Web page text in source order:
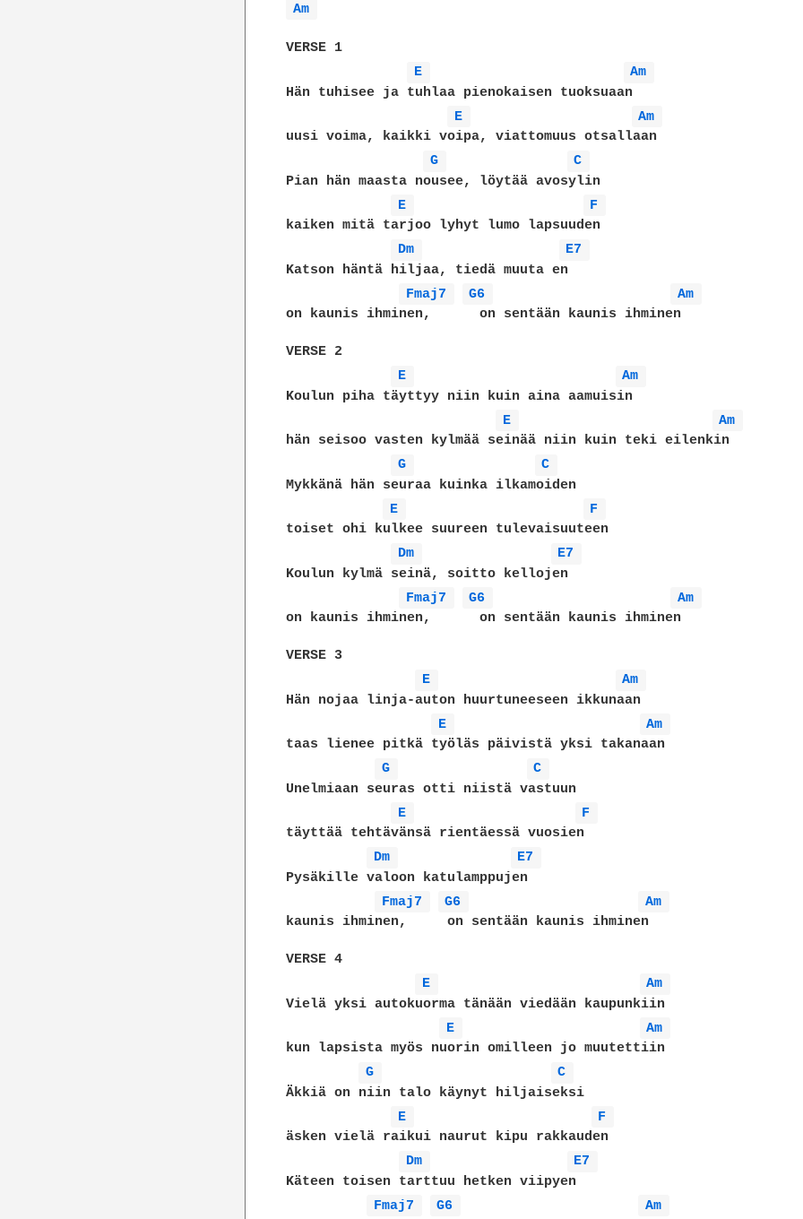
Am
VERSE 1
E
Am
Hän tuhisee ja tuhlaa pienokaisen tuoksuaan
E
Am
uusi voima, kaikki voipa, viattomuus otsallaan
G
C
Pian hän maasta nousee, löytää avosylin
E
F
kaiken mitä tarjoo lyhyt lumo lapsuuden
Dm
E7
Katson häntä hiljaa, tiedä muuta en
Fmaj7
G6
Am
on kaunis ihminen,      on sentään kaunis ihminen
VERSE 2
E
Am
Koulun piha täyttyy niin kuin aina aamuisin
E
Am
hän seisoo vasten kylmää seinää niin kuin teki eilenkin
G
C
Mykkänä hän seuraa kuinka ilkamoiden
E
F
toiset ohi kulkee suureen tulevaisuuteen
Dm
E7
Koulun kylmä seinä, soitto kellojen
Fmaj7
G6
Am
on kaunis ihminen,      on sentään kaunis ihminen
VERSE 3
E
Am
Hän nojaa linja-auton huurtuneeseen ikkunaan
E
Am
taas lienee pitkä työläs päivistä yksi takanaan
G
C
Unelmiaan seuras otti niistä vastuun
E
F
täyttää tehtävänsä rientäessä vuosien
Dm
E7
Pysäkille valoon katulamppujen
Fmaj7
G6
Am
kaunis ihminen,     on sentään kaunis ihminen
VERSE 4
E
Am
Vielä yksi autokuorma tänään viedään kaupunkiin
E
Am
kun lapsista myös nuorin omilleen jo muutettiin
G
C
Äkkiä on niin talo käynyt hiljaiseksi
E
F
äsken vielä raikui naurut kipu rakkauden
Dm
E7
Käteen toisen tarttuu hetken viipyen
Fmaj7
G6
Am